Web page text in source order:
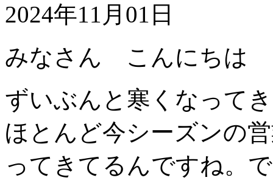
2024年11月01日
みなさん こんにちは
ずいぶんと寒くなって
ほとんど今シーズンの
ってきてるんですね。